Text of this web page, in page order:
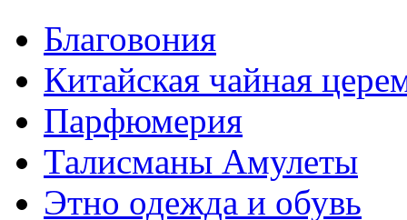
Благовония
Китайская чайная
Парфюмерия
Талисманы Амулеты
Этно одежда и обувь